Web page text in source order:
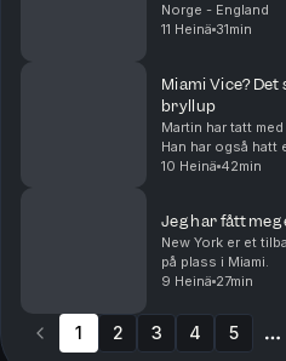
Norge - England
11 Heinä 31min
Miami Vice? Det
bryllup
Martin har tatt
Han har også
10 Heinä 42min
Jeg har fått
New York er et
på plass i Miami.
9 Heinä 27min
1 2 3 4 5